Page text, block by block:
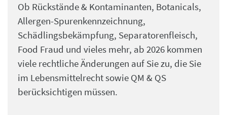
Ob Rückstände & Kontaminanten, Botanicals,
Allergen-Spurenkennzeichnung,
Schädlingsbekämpfung, Separatorenfleisch,
Food Fraud und vieles mehr, ab 2026 kommen
viele rechtliche Änderungen auf Sie zu, die Sie
im Lebensmittelrecht sowie QM & QS
berücksichtigen müssen.